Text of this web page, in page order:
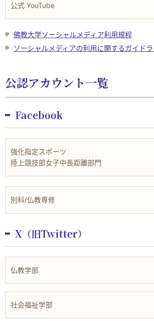
公式 YouTube
佛教大学ソーシャルメディア利用規程
ソーシャルメディアの利用に関するガイド
公認アカウント一覧
Facebook
強化指定スポーツ
陸上競技部女子中長距離部門
別科/仏教専修
X（旧Twitter）
仏教学部
社会福祉学部